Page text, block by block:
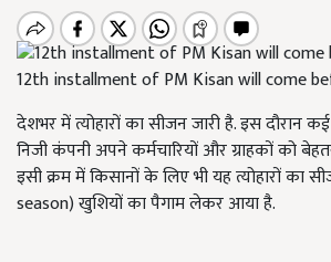
12th installment of PM Kisan will come
देशभर में त्योहारों का सीजन जारी है. इस दौरान
निजी कंपनी अपने कर्मचारियों और ग्राहकों को
इसी क्रम में किसानों के लिए भी यह त्योहारों का
season) खुशियों का पैगाम लेकर आया है.